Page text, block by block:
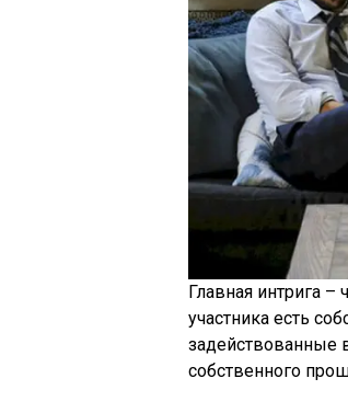
Главная интрига
участника есть
задействованные
собственного